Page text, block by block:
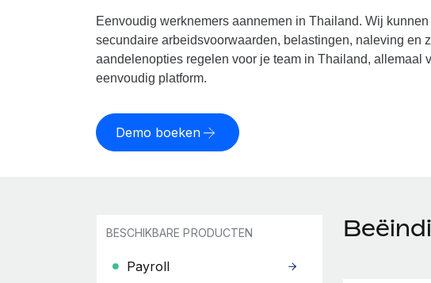
Eenvoudig werknemers aannemen in Thailand. Wij kunnen
secundaire arbeidsvoorwaarden, belastingen, naleving en
aandelenopties regelen voor je team in Thailand, allemaal
eenvoudig platform.
Demo boeken
BESCHIKBARE PRODUCTEN
Payroll